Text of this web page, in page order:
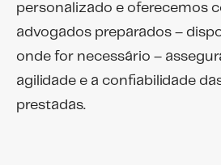
personalizado e oferecemos
advogados preparados –
onde for necessário –
agilidade e a confiabilidade
prestadas.